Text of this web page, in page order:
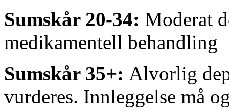
Sumskår 20-34: Moderat
medikamentell behandling
Sumskår 35+: Alvorlig
vurderes. Innleggelse må